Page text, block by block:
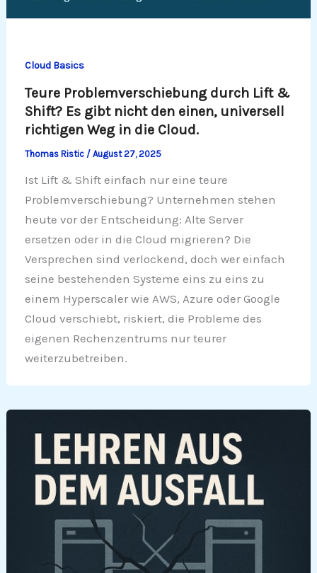
Cloud Basics
Teure Problemverschiebung durch Lift &
Shift? Es gibt nicht den einen, universell
richtigen Weg in die Cloud.
Thomas Ristic / August 27, 2025
Ist Lift & Shift einfach nur eine teure
Problemverschiebung? Unternehmen stehen
heute vor der Entscheidung: Alte Server
ersetzen oder in die Cloud migrieren? Die
Versprechen sind verlockend, doch wer einfach
seine bestehenden Systeme eins zu eins zu
einem Hyperscaler wie AWS, Azure oder Google
Cloud verschiebt, riskiert, die Probleme des
eigenen Rechenzentrums nur teurer
weiterzubetreiben.